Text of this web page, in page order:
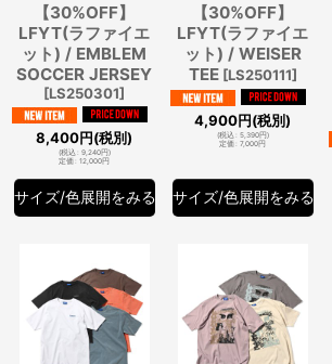
【30%OFF】
LFYT(ラファイエ
ット) / EMBLEM
SOCCER JERSEY
[LS250301]
8,400円(税別)
(税込: 9,240円)
定価: 12,000円
サイズ/色展開をみる
【30%OFF】
LFYT(ラファイエ
ット) / WEISER
TEE [LS250111]
4,900円(税別)
(税込: 5,390円)
定価: 7,000円
サイズ/色展開をみる